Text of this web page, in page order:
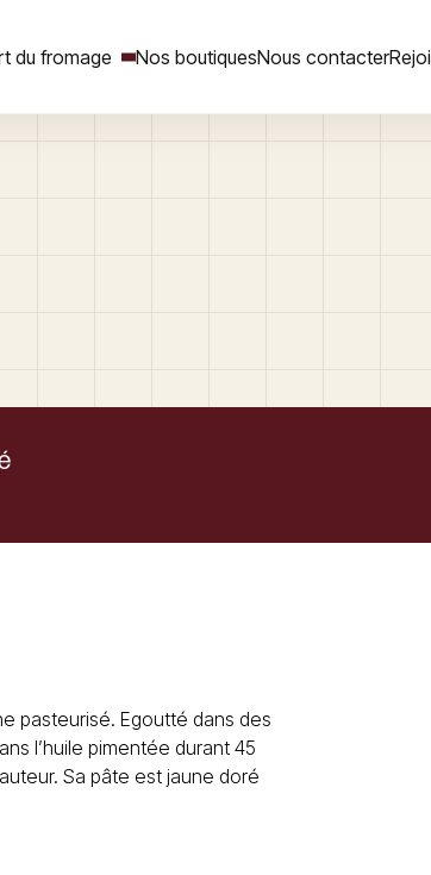
du fromage Nos boutiquesNous contacter
pasteurisé. Egoutté dans des
l’huile pimentée durant 45
Sa pâte est jaune doré